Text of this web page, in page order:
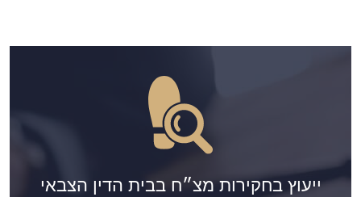
ייעוץ בחקירות מצ״ח בבית הדין הצבאי